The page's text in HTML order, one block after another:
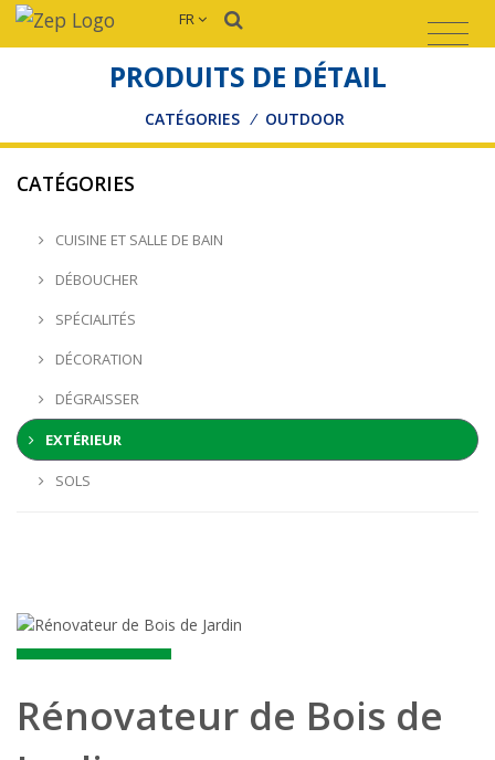
FR
PRODUITS DE DÉTAIL
CATÉGORIES / OUTDOOR
CATÉGORIES
CUISINE ET SALLE DE BAIN
DÉBOUCHER
SPÉCIALITÉS
DÉCORATION
DÉGRAISSER
EXTÉRIEUR
SOLS
Rénovateur de Bois de